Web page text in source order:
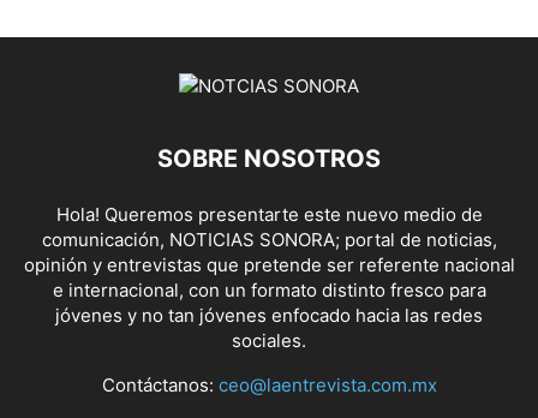
SOBRE NOSOTROS
Hola! Queremos presentarte este nuevo medio de
comunicación, NOTICIAS SONORA; portal de noticias,
opinión y entrevistas que pretende ser referente nacional
e internacional, con un formato distinto fresco para
jóvenes y no tan jóvenes enfocado hacia las redes
sociales.
Contáctanos: ceo@laentrevista.com.mx